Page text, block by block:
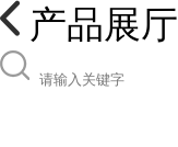
产品展厅